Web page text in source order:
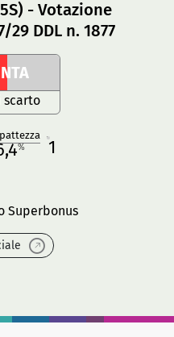
- Votazione
DDL n. 1877
scarto
% 1
Superbonus